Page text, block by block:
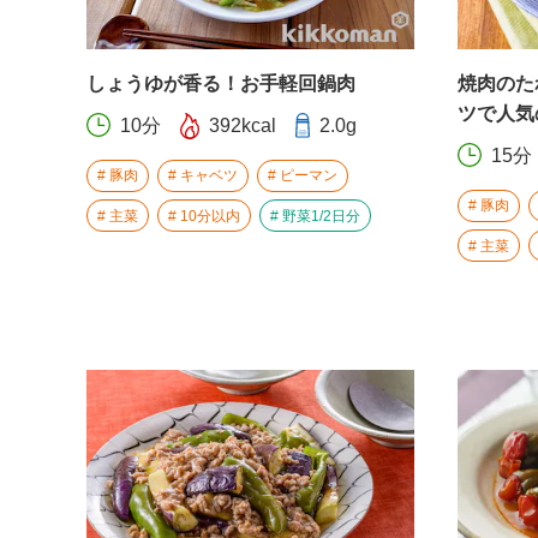
しょうゆが香る！お手軽回鍋肉
10分 392kcal 2.0g
豚肉 キャベツ ピーマン
主菜 10分以内 野菜1/2日分
焼肉の
ツで人
15分
豚肉
主菜